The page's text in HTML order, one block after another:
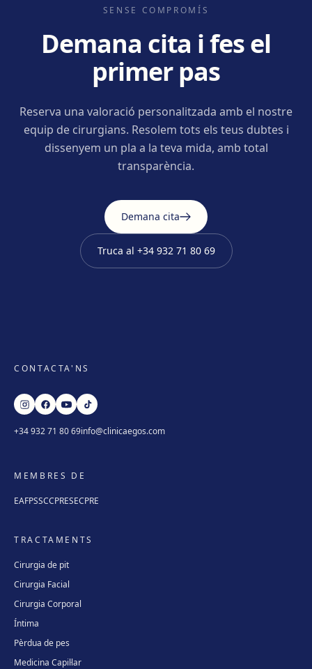
SENSE COMPROMÍS
Demana cita i fes el
primer pas
Reserva una valoració personalitzada amb el nostre
equip de cirurgians. Resolem tots els teus dubtes i
dissenyem un pla a la teva mida, amb total
transparència.
Demana cita
Truca al +34 932 71 80 69
CONTACTA'NS
+34 932 71 80 69info@clinicaegos.com
MEMBRES DE
EAFPSSCCPRESECPRE
TRACTAMENTS
Cirurgia de pit
Cirurgia Facial
Cirurgia Corporal
Íntima
Pèrdua de pes
Medicina Capil·lar